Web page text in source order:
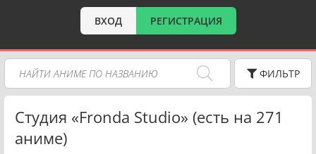
ВХОД РЕГИСТРАЦИЯ
ФИЛЬТР
Студия «Fronda Studio» (есть на 271
аниме)